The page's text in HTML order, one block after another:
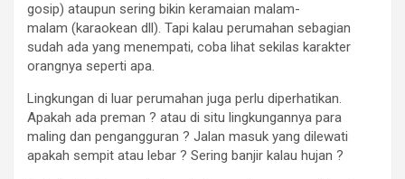
gosip) ataupun sering bikin keramaian malam-
malam (karaokean dll). Tapi kalau perumahan sebagian
sudah ada yang menempati, coba lihat sekilas karakter
orangnya seperti apa.
Lingkungan di luar perumahan juga perlu diperhatikan.
Apakah ada preman ? atau di situ lingkungannya para
maling dan pengangguran ? Jalan masuk yang dilewati
apakah sempit atau lebar ? Sering banjir kalau hujan ?